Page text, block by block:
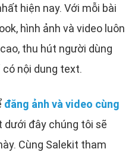
hiện nay. Với mỗi bài
hình ảnh và video luôn
thu hút người dùng
nội dung text.
đăng ảnh và video cùng
dưới đây chúng tôi sẽ
Cùng Salekit tham